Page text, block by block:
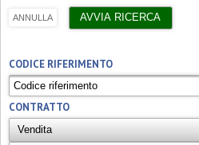
CODICE RIFERIMENTO
CONTRATTO